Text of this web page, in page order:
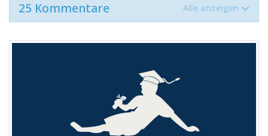
25 Kommentare Alle anzeigen